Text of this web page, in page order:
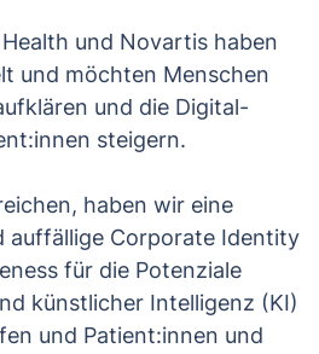
und Novartis haben
und möchten Menschen
und die Digital-
steigern.
haben wir eine
auffällige Corporate Identity
für die Potenziale
künstlicher Intelligenz (KI)
und Patient:innen und